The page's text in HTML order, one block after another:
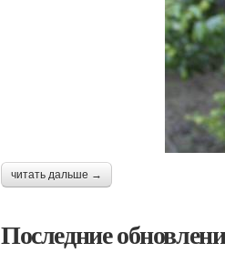
читать дальше →
Последние